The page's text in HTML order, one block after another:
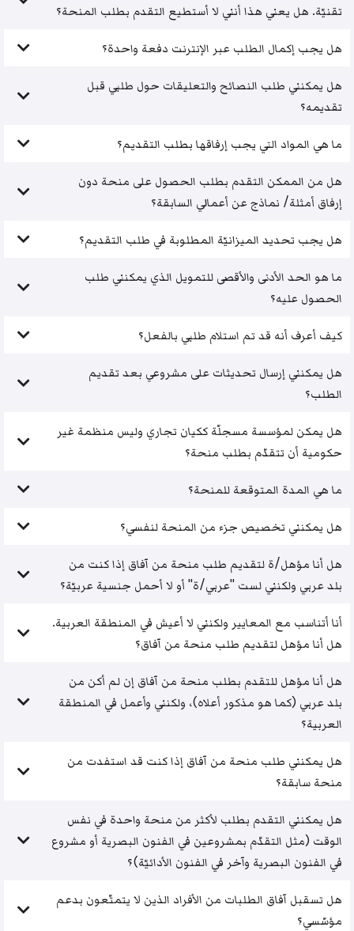
تقنيّة. هل يعني هذا أنني لا أستطيع التقدم بطلب المنحة؟
هل يجب إكمال الطلب عبر الإنترنت دفعة واحدة؟
هل يمكنني طلب النصائح والتعليقات حول طلبي قبل
تقديمه؟
ما هي المواد التي يجب إرفاقها بطلب التقديم؟
هل من الممكن التقدم بطلب الحصول على منحة دون
إرفاق أمثلة/ نماذج عن أعمالي السابقة؟
هل يجب تحديد الميزانيّة المطلوبة في طلب التقديم؟
ما هو الحد الأدنى والأقصى للتمويل الذي يمكنني طلب
الحصول عليه؟
كيف أعرف أنه قد تم استلام طلبي بالفعل؟
هل يمكنني إرسال تحديثات على مشروعي بعد تقديم
الطلب؟
هل يمكن لمؤسسة مسجلّة ككيان تجاري وليس منظمة غير
حكومية أن تتقدّم بطلب منحة؟
ما هي المدة المتوقعة للمنحة؟
هل يمكنني تخصيص جزء من المنحة لنفسي؟
هل أنا مؤهل/ة لتقديم طلب منحة من آفاق إذا كنت من
بلد عربي ولكنني لست "عربي/ة" أو لا أحمل جنسية عربيّة؟
أنا أتناسب مع المعايير ولكنني لا أعيش في المنطقة العربية.
هل أنا مؤهل لتقديم طلب منحة من آفاق؟
هل أنا مؤهل للتقدم بطلب منحة من آفاق إن لم أكن من
بلد عربي (كما هو مذكور أعلاه)، ولكنني وأعمل في المنطقة
العربية؟
هل يمكنني طلب منحة من آفاق إذا كنت قد استفدت من
منحة سابقة؟
هل يمكنني التقدم بطلب لأكثر من منحة واحدة في نفس
الوقت (مثل التقدّم بمشروعين في الفنون البصرية أو مشروع
في الفنون البصرية وآخر في الفنون الأدائيّة)؟
هل تسقبل آفاق الطلبات من الأفراد الذين لا يتمتّعون بدعم
مؤسّسي؟